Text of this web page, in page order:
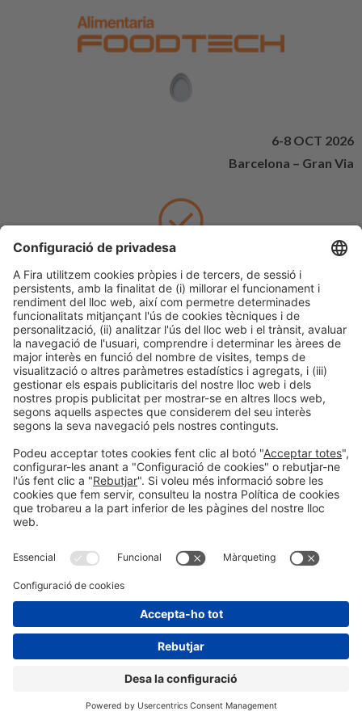
6-8 OCT 2026
Barcelona – Gran Via
Hem rebut el teu formulari
Moltes gràcies,
L’equip d’Alimentaria FoodTech